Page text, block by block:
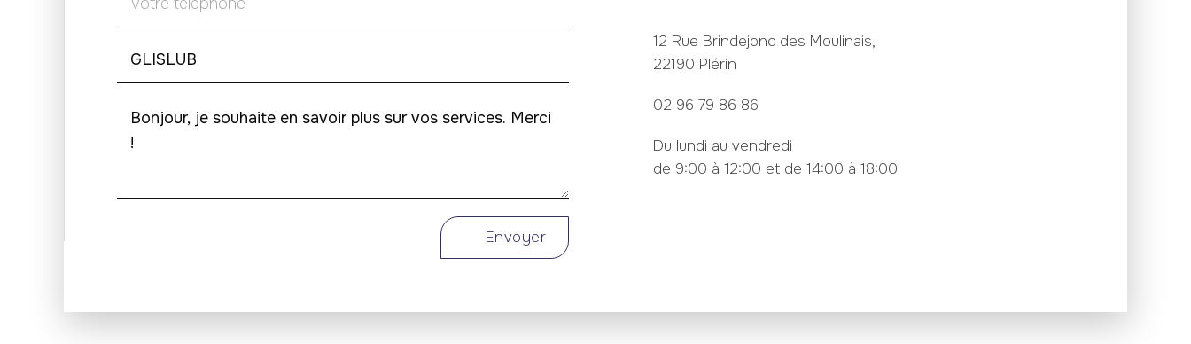
Envoyer
12 Rue Brindejonc des Moulinais,
22190 Plérin
02 96 79 86 86
Du lundi au vendredi
de 9:00 à 12:00 et de 14:00 à 18:00